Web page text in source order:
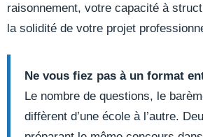
raisonnement, votre capacité à
la solidité de votre projet
Ne vous fiez pas à un format
Le nombre de questions, le
diffèrent d’une école à l’autre.